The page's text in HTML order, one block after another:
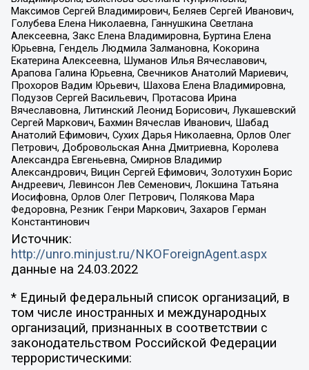
Максимов Сергей Владимирович, Беляев Сергей Иванович,
Голубева Елена Николаевна, Ганнушкина Светлана
Алексеевна, Закс Елена Владимировна, Буртина Елена
Юрьевна, Гендель Людмила Залмановна, Кокорина
Екатерина Алексеевна, Шуманов Илья Вячеславович,
Арапова Галина Юрьевна, Свечников Анатолий Мариевич,
Прохоров Вадим Юрьевич, Шахова Елена Владимировна,
Подузов Сергей Васильевич, Протасова Ирина
Вячеславовна, Литинский Леонид Борисович, Лукашевский
Сергей Маркович, Бахмин Вячеслав Иванович, Шабад
Анатолий Ефимович, Сухих Дарья Николаевна, Орлов Олег
Петрович, Добровольская Анна Дмитриевна, Королева
Александра Евгеньевна, Смирнов Владимир
Александрович, Вицин Сергей Ефимович, Золотухин Борис
Андреевич, Левинсон Лев Семенович, Локшина Татьяна
Иосифовна, Орлов Олег Петрович, Полякова Мара
Федоровна, Резник Генри Маркович, Захаров Герман
Константинович
Источник:
http://unro.minjust.ru/NKOForeignAgent.aspx
данные на 24.03.2022
* Единый федеральный список организаций, в
том числе иностранных и международных
организаций, признанных в соответствии с
законодательством Российской Федерации
террористическими: